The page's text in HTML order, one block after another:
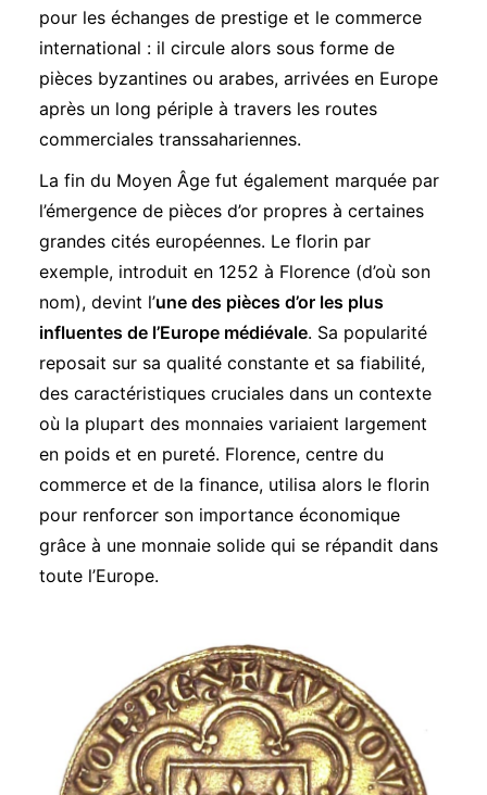
pour les échanges de prestige et le commerce
international : il circule alors sous forme de
pièces byzantines ou arabes, arrivées en Europe
après un long périple à travers les routes
commerciales transsahariennes.
La fin du Moyen Âge fut également marquée par
l’émergence de pièces d’or propres à certaines
grandes cités européennes. Le florin par
exemple, introduit en 1252 à Florence (d’où son
nom), devint l’une des pièces d’or les plus
influentes de l’Europe médiévale. Sa popularité
reposait sur sa qualité constante et sa fiabilité,
des caractéristiques cruciales dans un contexte
où la plupart des monnaies variaient largement
en poids et en pureté. Florence, centre du
commerce et de la finance, utilisa alors le florin
pour renforcer son importance économique
grâce à une monnaie solide qui se répandit dans
toute l’Europe.